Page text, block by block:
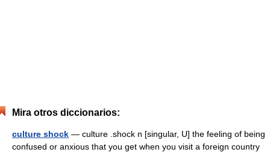
Mira otros diccionarios:
culture shock — culture .shock n [singular, U] the feeling of being
confused or anxious that you get when you visit a foreign country